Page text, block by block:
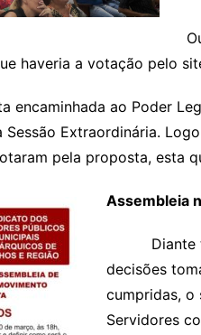
haveria a votação pelo
ao Poder
Sessão Extraordinária.
pela proposta, esta
Assembleia
Diante tal
decisões
cumpridas, o
Servidores